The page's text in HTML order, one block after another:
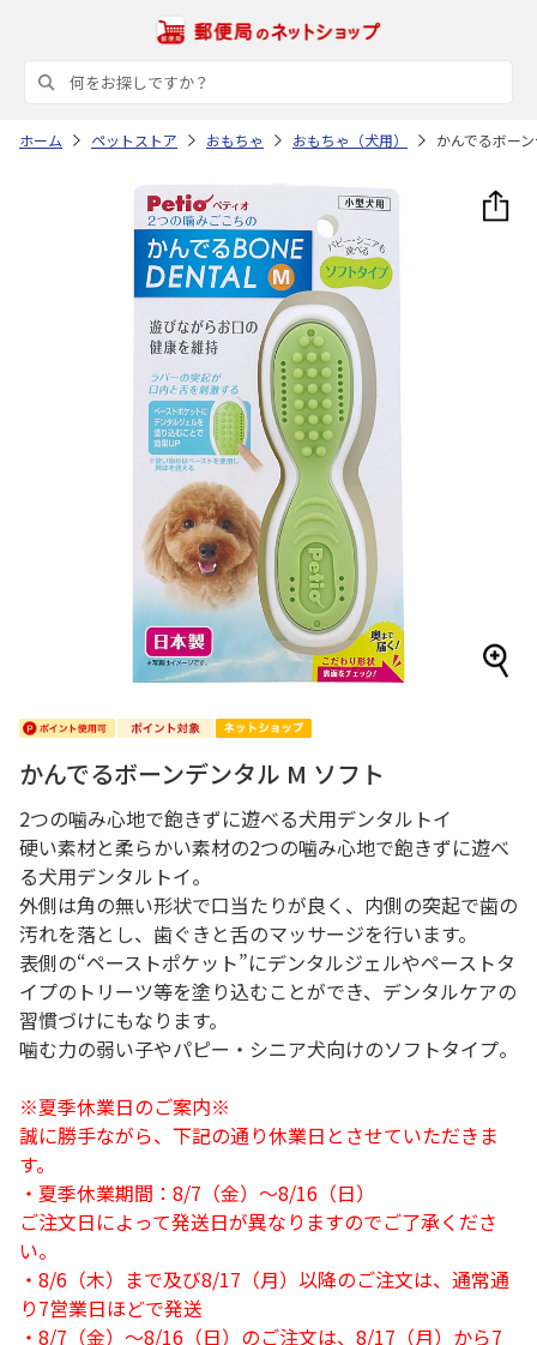
ホーム ペットストア おもちゃ おもちゃ（犬用） かんでるボー
かんでるボーンデンタル M ソフト
2つの噛み心地で飽きずに遊べる犬用デンタルトイ
硬い素材と柔らかい素材の2つの噛み心地で飽きずに遊べ
る犬用デンタルトイ。
外側は角の無い形状で口当たりが良く、内側の突起で歯の
汚れを落とし、歯ぐきと舌のマッサージを行います。
表側の“ペーストポケット”にデンタルジェルやペーストタ
イプのトリーツ等を塗り込むことができ、デンタルケアの
習慣づけにもなります。
噛む力の弱い子やパピー・シニア犬向けのソフトタイプ。
※夏季休業日のご案内※
誠に勝手ながら、下記の通り休業日とさせていただきま
す。
・夏季休業期間：8/7（金）～8/16（日）
ご注文日によって発送日が異なりますのでご了承くださ
い。
・8/6（木）まで及び8/17（月）以降のご注文は、通常通
り7営業日ほどで発送
・8/7（金）～8/16（日）のご注文は、8/17（月）から7